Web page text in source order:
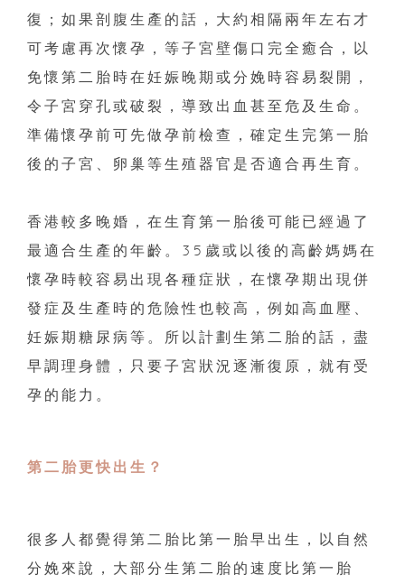
復；如果剖腹生產的話，大約相隔兩年左右才
可考慮再次懷孕，等子宮壁傷口完全癒合，以
免懷第二胎時在妊娠晚期或分娩時容易裂開，
令子宮穿孔或破裂，導致出血甚至危及生命。
準備懷孕前可先做孕前檢查，確定生完第一胎
後的子宮、卵巢等生殖器官是否適合再生育。
香港較多晚婚，在生育第一胎後可能已經過了
最適合生產的年齡。35歲或以後的高齡媽媽在
懷孕時較容易出現各種症狀，在懷孕期出現併
發症及生產時的危險性也較高，例如高血壓、
妊娠期糖尿病等。所以計劃生第二胎的話，盡
早調理身體，只要子宮狀況逐漸復原，就有受
孕的能力。
第二胎更快出生？
很多人都覺得第二胎比第一胎早出生，以自然
分娩來說，大部分生第二胎的速度比第一胎